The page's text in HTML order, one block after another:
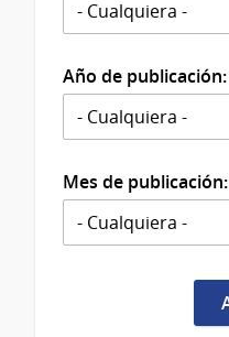
Año de publicación:
Mes de publicación: